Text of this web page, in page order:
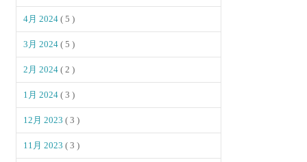
4月 2024( 5 )
3月 2024( 5 )
2月 2024( 2 )
1月 2024( 3 )
12月 2023( 3 )
11月 2023( 3 )